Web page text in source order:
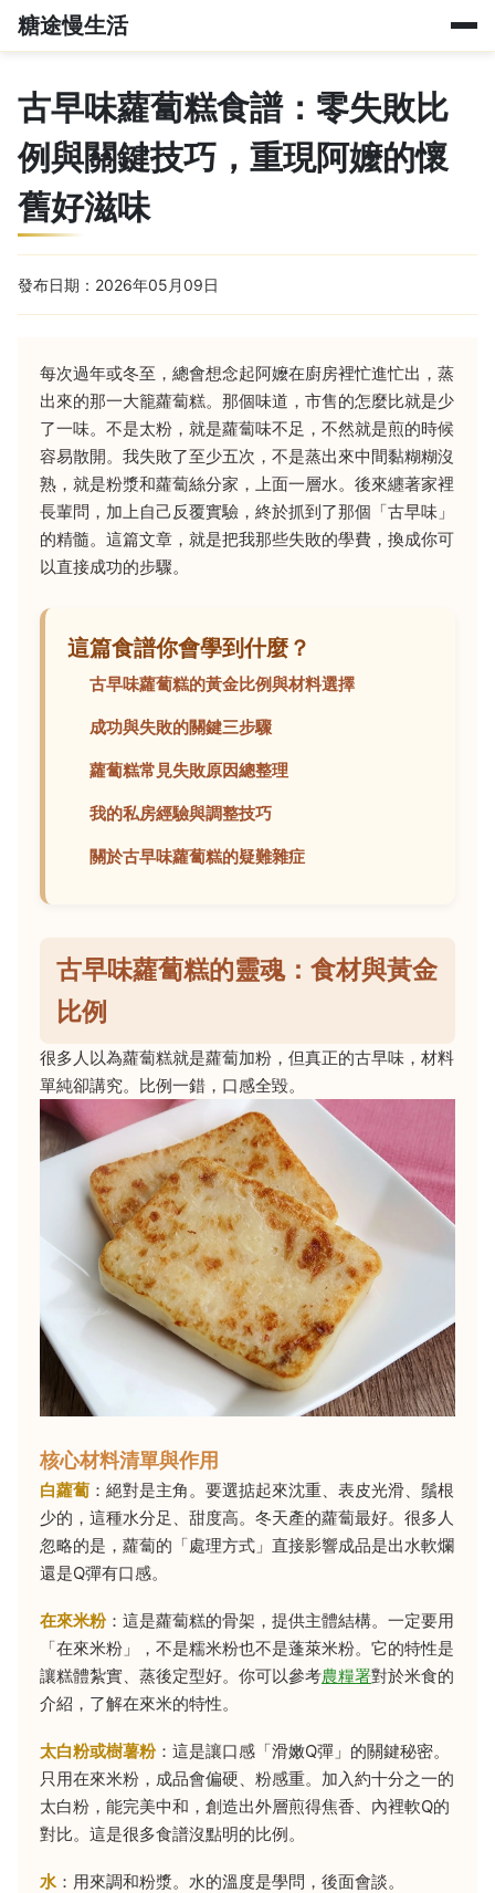
糖途慢生活
古早味蘿蔔糕食譜：零失敗比
例與關鍵技巧，重現阿嬤的懷
舊好滋味
發布日期：2026年05月09日
每次過年或冬至，總會想念起阿嬤在廚房裡忙進忙出，蒸
出來的那一大籠蘿蔔糕。那個味道，市售的怎麼比就是少
了一味。不是太粉，就是蘿蔔味不足，不然就是煎的時候
容易散開。我失敗了至少五次，不是蒸出來中間黏糊糊沒
熟，就是粉漿和蘿蔔絲分家，上面一層水。後來纏著家裡
長輩問，加上自己反覆實驗，終於抓到了那個「古早味」
的精髓。這篇文章，就是把我那些失敗的學費，換成你可
以直接成功的步驟。
這篇食譜你會學到什麼？
古早味蘿蔔糕的黃金比例與材料選擇
成功與失敗的關鍵三步驟
蘿蔔糕常見失敗原因總整理
我的私房經驗與調整技巧
關於古早味蘿蔔糕的疑難雜症
古早味蘿蔔糕的靈魂：食材與黃金
比例
很多人以為蘿蔔糕就是蘿蔔加粉，但真正的古早味，材料
單純卻講究。比例一錯，口感全毀。
核心材料清單與作用
白蘿蔔 ：絕對是主角。要選掂起來沈重、表皮光滑、鬚根
少的，這種水分足、甜度高。冬天產的蘿蔔最好。很多人
忽略的是，蘿蔔的「處理方式」直接影響成品是出水軟爛
還是Q彈有口感。
在來米粉：這是蘿蔔糕的骨架，提供主體結構。一定要用
「在來米粉」，不是糯米粉也不是蓬萊米粉。它的特性是
讓糕體紮實、蒸後定型好。你可以參考農糧署對於米食的
介紹，了解在來米的特性。
太白粉或樹薯粉：這是讓口感「滑嫩Q彈」的關鍵秘密。
只用在來米粉，成品會偏硬、粉感重。加入約十分之一的
太白粉，能完美中和，創造出外層煎得焦香、內裡軟Q的
對比。這是很多食譜沒點明的比例。
水：用來調和粉漿。水的溫度是學問，後面會談。